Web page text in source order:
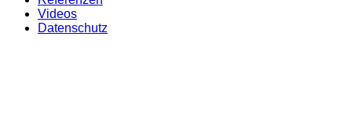
Videos
Datenschutz